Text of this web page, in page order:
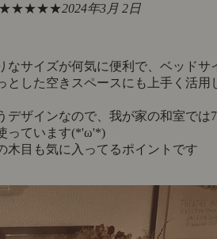
★★★★★2024年3月 2日
なサイズが何気に便利で、ベッドサ
とした空きスペースにも上手く活用
デザインなので、我が家の和室では
っています(*'ω'*)
木目も気に入ってるポイントです